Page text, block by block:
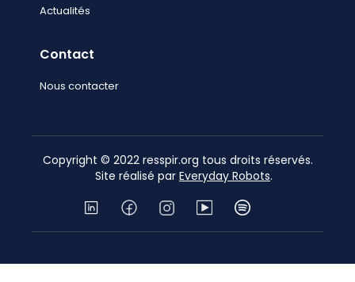
Actualités
Contact
Nous contacter
Copyright © 2022 resspir.org tous droits réservés.
Site réalisé par Everyday Robots.